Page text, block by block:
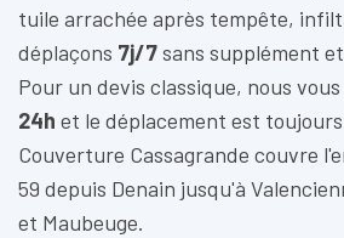
tuile arrachée après tempête,
déplaçons 7j/7sans supplément
Pour un devis classique, nous
24h et le déplacement est
Couverture Cassagrande couvre
59 depuis Denain jusqu'à
et Maubeuge.